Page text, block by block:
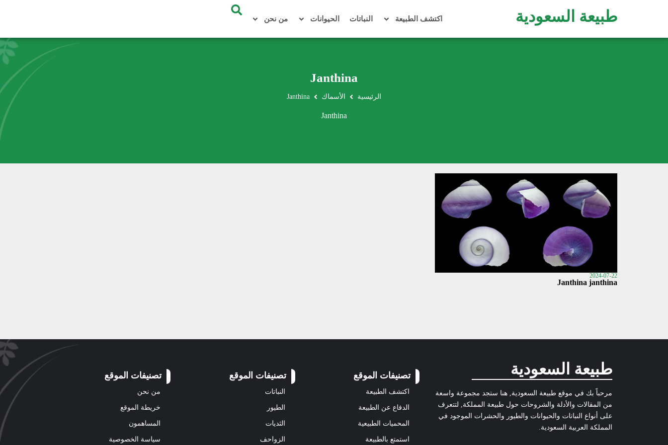
طبيعة السعودية اكتشف الطبيعة النباتات الحيوانات من نحن
Janthina
الرئيسية الأسماك Janthina
Janthina
2024-07-22
Janthina janthina
طبيعة السعودية
مرحباً بك في موقع طبيعة السعودية, هنا ستجد مجموعة واسعة
من المقالات والأدلة والشروحات حول طبيعة المملكة, لتتعرف
على أنواع النباتات والحيوانات والطيور والحشرات الموجود في
المملكة العربية السعودية.
تصنيفات الموقع
اكتشف الطبيعة
الدفاع عن الطبيعة
المحميات الطبيعية
استمتع بالطبيعة
تصنيفات الموقع
النباتات
الطيور
الثديات
الزواحف
تصنيفات الموقع
من نحن
خريطة الموقع
المساهمون
سياسة الخصوصية